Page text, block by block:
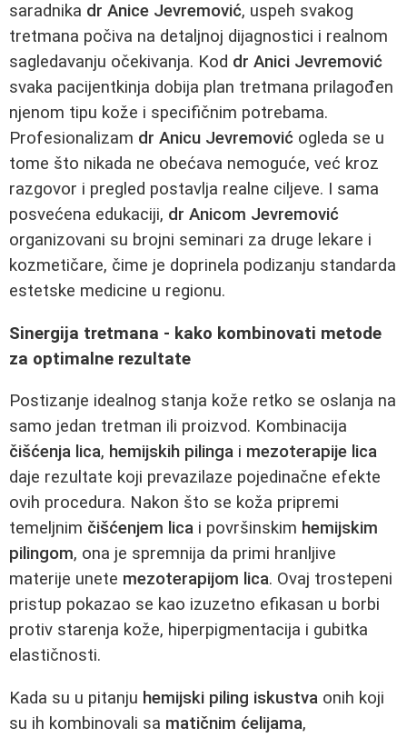
saradnika dr Anice Jevremović, uspeh svakog
tretmana počiva na detaljnoj dijagnostici i realnom
sagledavanju očekivanja. Kod dr Anici Jevremović
svaka pacijentkinja dobija plan tretmana prilagođen
njenom tipu kože i specifičnim potrebama.
Profesionalizam dr Anicu Jevremović ogleda se u
tome što nikada ne obećava nemoguće, već kroz
razgovor i pregled postavlja realne ciljeve. I sama
posvećena edukaciji, dr Anicom Jevremović
organizovani su brojni seminari za druge lekare i
kozmetičare, čime je doprinela podizanju standarda
estetske medicine u regionu.
Sinergija tretmana - kako kombinovati metode
za optimalne rezultate
Postizanje idealnog stanja kože retko se oslanja na
samo jedan tretman ili proizvod. Kombinacija
čišćenja lica, hemijskih pilinga i mezoterapije lica
daje rezultate koji prevazilaze pojedinačne efekte
ovih procedura. Nakon što se koža pripremi
temeljnim čišćenjem lica i površinskim hemijskim
pilingom, ona je spremnija da primi hranljive
materije unete mezoterapijom lica. Ovaj trostepeni
pristup pokazao se kao izuzetno efikasan u borbi
protiv starenja kože, hiperpigmentacija i gubitka
elastičnosti.
Kada su u pitanju hemijski piling iskustva onih koji
su ih kombinovali sa matičnim ćelijama,